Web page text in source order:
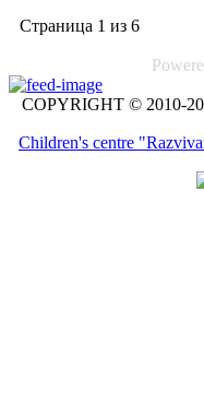
Страница 1 из 6
COPYRIGHT © 2010-
Children's centre